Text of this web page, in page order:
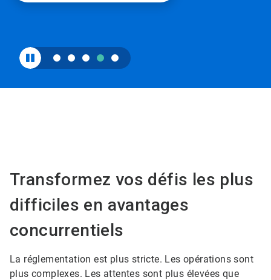
Transformez vos défis les plus
difficiles en avantages
concurrentiels
La réglementation est plus stricte. Les opérations sont
plus complexes. Les attentes sont plus élevées que